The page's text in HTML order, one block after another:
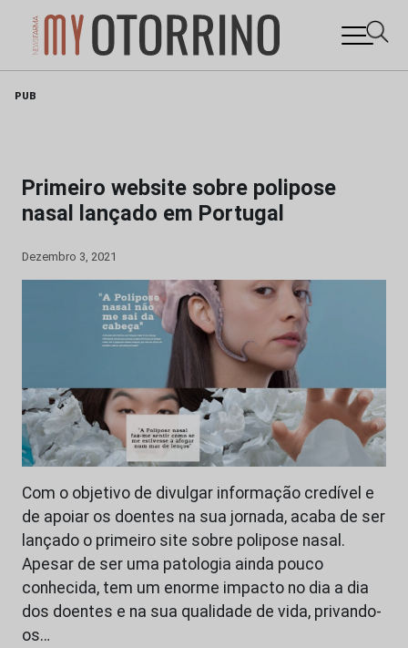
PUB
Primeiro website sobre polipose
nasal lançado em Portugal
Dezembro 3, 2021
Com o objetivo de divulgar informação credível e
de apoiar os doentes na sua jornada, acaba de ser
lançado o primeiro site sobre polipose nasal.
Apesar de ser uma patologia ainda pouco
conhecida, tem um enorme impacto no dia a dia
dos doentes e na sua qualidade de vida, privando-
os…